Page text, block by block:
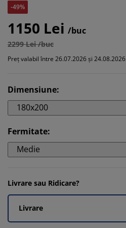
-49%
1150 Lei /buc
2299 Lei /buc
Preț valabil între 26.07.2026 și 24.08.2026
Dimensiune:
180x200
Fermitate:
Medie
Livrare sau Ridicare?
Livrare